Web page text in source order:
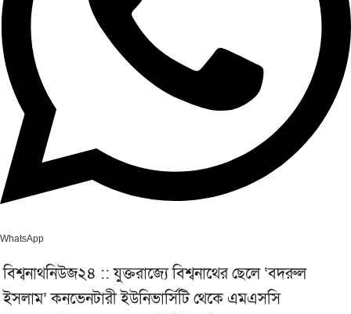
WhatsApp
বিশ্বনাথনিউজ২৪ :: যুক্তরাজ্যে বিশ্বনাথের ছেলে ‘বদরুল
ইসলাম’ কনভেনটারী ইউনিভার্সিটি থেকে এমএসসি